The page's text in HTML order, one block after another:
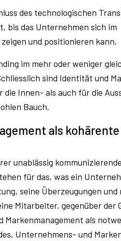
des technologischen
bis das Unternehmen sich im
und positionieren kann.
im mehr oder weniger
sind Identität und
Innen- als auch für die
Bauch.
als kohärente
unablässig
für das, was ein
seine Überzeugungen
Mitarbeiter, gegenüber der
als
Unternehmens- und